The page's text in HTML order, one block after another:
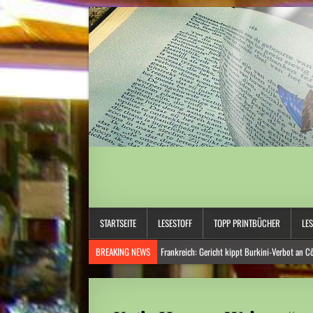
STARTSEITE LESESTOFF TOPP PRINTBÜCHER
BREAKING NEWS
Frankreich: Gericht kippt Burkini-Verbot an
Hitzewelle: Rekordtief: Rhein-Pegel sinkt in Düsseldorf auf 15